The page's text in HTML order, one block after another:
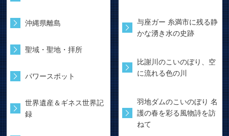
沖縄県離島
聖域・聖地・拝所
パワースポット
世界遺産＆ギネス世界記
録
与座ガー 糸満市に残る静
かな湧き水の史跡
比謝川のこいのぼり、空
に流れる色の川
羽地ダムのこいのぼり 名
護の春を彩る風物詩を訪
ねて